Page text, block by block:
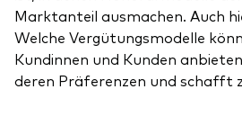
Marktanteil ausmachen. Auch
Welche Vergütungsmodelle
Kundinnen und Kunden
deren Präferenzen und schafft